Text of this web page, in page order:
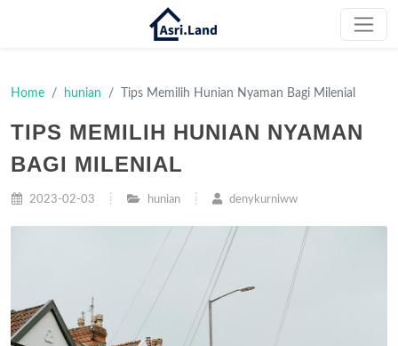
Home hunian Tips Memilih Hunian Nyaman Bagi Milenial
TIPS MEMILIH HUNIAN NYAMAN
BAGI MILENIAL
2023-02-03 hunian denykurniww